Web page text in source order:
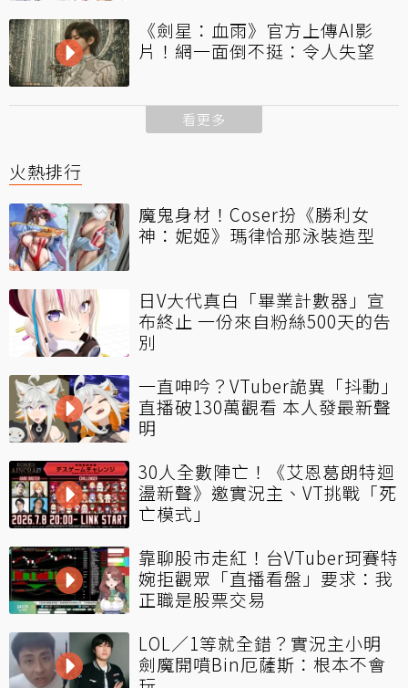
《劍星：血雨》官方上傳AI影
片！網一面倒不挺：令人失望
看更多
火熱排行
魔鬼身材！Coser扮《勝利女
神：妮姬》瑪律恰那泳裝造型
日V大代真白「畢業計數器」宣
布終止 一份來自粉絲500天的告
別
一直呻吟？VTuber詭異「抖動」
直播破130萬觀看 本人發最新聲
明
30人全數陣亡！《艾恩葛朗特迴
盪新聲》邀實況主、VT挑戰「死
亡模式」
靠聊股市走紅！台VTuber珂賽特
婉拒觀眾「直播看盤」要求：我
正職是股票交易
LOL／1等就全錯？實況主小明
劍魔開噴Bin厄薩斯：根本不會